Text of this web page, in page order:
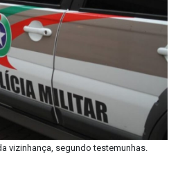
vizinhança, segundo testemunhas.